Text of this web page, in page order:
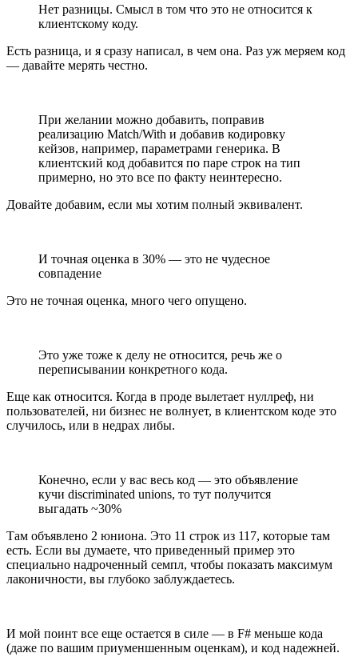
Нет разницы. Смысл в том что это не относится к
клиентскому коду.
Есть разница, и я сразу написал, в чем она. Раз уж меряем код
— давайте мерять честно.
При желании можно добавить, поправив
реализацию Match/With и добавив кодировку
кейзов, например, параметрами генерика. В
клиентский код добавится по паре строк на тип
примерно, но это все по факту неинтересно.
Довайте добавим, если мы хотим полный эквивалент.
И точная оценка в 30% — это не чудесное
совпадение
Это не точная оценка, много чего опущено.
Это уже тоже к делу не относится, речь же о
переписывании конкретного кода.
Еще как относится. Когда в проде вылетает нуллреф, ни
пользователей, ни бизнес не волнует, в клиентском коде это
случилось, или в недрах либы.
Конечно, если у вас весь код — это объявление
кучи discriminated unions, то тут получится
выгадать ~30%
Там объявлено 2 юниона. Это 11 строк из 117, которые там
есть. Если вы думаете, что приведенный пример это
специально надроченный семпл, чтобы показать максимум
лаконичности, вы глубоко заблуждаетесь.
И мой поинт все еще остается в силе — в F# меньше кода
(даже по вашим приуменшенным оценкам), и код надежней.